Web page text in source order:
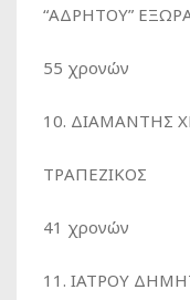
“ΑΔΡΗΤΟΥ”
55 χρονών
10. ΔΙΑΜΑΝΤΗΣ
ΤΡΑΠΕΖΙΚΟΣ
41 χρονών
11. ΙΑΤΡΟΥ